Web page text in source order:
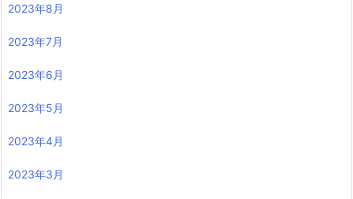
2023年8月
2023年7月
2023年6月
2023年5月
2023年4月
2023年3月